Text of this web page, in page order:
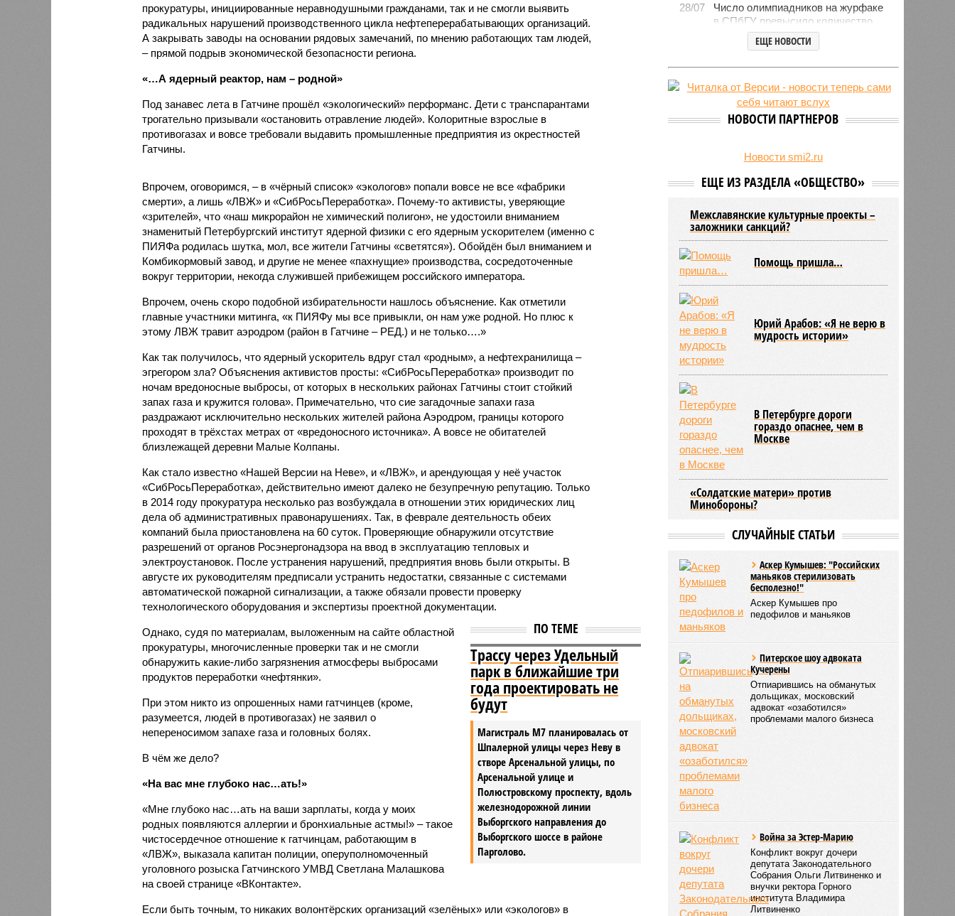
прокуратуры, инициированные неравнодушными гражданами, так и не смогли выявить
радикальных нарушений производственного цикла нефтеперерабатывающих организаций.
А закрывать заводы на основании рядовых замечаний, по мнению работающих там людей,
– прямой подрыв экономической безопасности региона.
«…А ядерный реактор, нам – родной»
Под занавес лета в Гатчине прошёл «экологический» перформанс. Дети с транспарантами
трогательно призывали «остановить отравление людей». Колоритные взрослые в
противогазах и вовсе требовали выдавить промышленные предприятия из окрестностей
Гатчины.
Впрочем, оговоримся, – в «чёрный список» «экологов» попали вовсе не все «фабрики
смерти», а лишь «ЛВЖ» и «СибРосьПереработка». Почему-то активисты, уверяющие
«зрителей», что «наш микрорайон не химический полигон», не удостоили вниманием
знаменитый Петербургский институт ядерной физики с его ядерным ускорителем (именно с
ПИЯФа родилась шутка, мол, все жители Гатчины «светятся»). Обойдён был вниманием и
Комбикормовый завод, и другие не менее «пахнущие» производства, сосредоточенные
вокруг территории, некогда служившей прибежищем российского императора.
Впрочем, очень скоро подобной избирательности нашлось объяснение. Как отметили
главные участники митинга, «к ПИЯФу мы все привыкли, он нам уже родной. Но плюс к
этому ЛВЖ травит аэродром (район в Гатчине – РЕД.) и не только….»
Как так получилось, что ядерный ускоритель вдруг стал «родным», а нефтехранилища –
эгрегором зла? Объяснения активистов просты: «СибРосьПереработка» производит по
ночам вредоносные выбросы, от которых в нескольких районах Гатчины стоит стойкий
запах газа и кружится голова». Примечательно, что сие загадочные запахи газа
раздражают исключительно нескольких жителей района Аэродром, границы которого
проходят в трёхстах метрах от «вредоносного источника». А вовсе не обитателей
близлежащей деревни Малые Колпаны.
Как стало известно «Нашей Версии на Неве», и «ЛВЖ», и арендующая у неё участок
«СибРосьПереработка», действительно имеют далеко не безупречную репутацию. Только
в 2014 году прокуратура несколько раз возбуждала в отношении этих юридических лиц
дела об административных правонарушениях. Так, в феврале деятельность обеих
компаний была приостановлена на 60 суток. Проверяющие обнаружили отсутствие
разрешений от органов Росэнергонадзора на ввод в эксплуатацию тепловых и
электроустановок. После устранения нарушений, предприятия вновь были открыты. В
августе их руководителям предписали устранить недостатки, связанные с системами
автоматической пожарной сигнализации, а также обязали провести проверку
технологического оборудования и экспертизы проектной документации.
ПО ТЕМЕ
Трассу через Удельный
парк в ближайшие три
года проектировать не
будут
Магистраль М7 планировалась от
Шпалерной улицы через Неву в
створе Арсенальной улицы, по
Арсенальной улице и
Полюстровскому проспекту, вдоль
железнодорожной линии
Выборгского направления до
Выборгского шоссе в районе
Парголово.
Однако, судя по материалам, выложенным на сайте областной
прокуратуры, многочисленные проверки так и не смогли
обнаружить какие-либо загрязнения атмосферы выбросами
продуктов переработки «нефтянки».
При этом никто из опрошенных нами гатчинцев (кроме,
разумеется, людей в противогазах) не заявил о
непереносимом запахе газа и головных болях.
В чём же дело?
«На вас мне глубоко нас…ать!»
«Мне глубоко нас…ать на ваши зарплаты, когда у моих
родных появляются аллергии и бронхиальные астмы!» – такое
чистосердечное отношение к гатчинцам, работающим в
«ЛВЖ», выказала капитан полиции, оперуполномоченный
уголовного розыска Гатчинского УМВД Светлана Малашкова
на своей странице «ВКонтакте».
Если быть точным, то никаких волонтёрских организаций «зелёных» или «экологов» в
28/07
Число олимпиадников на журфаке
в СПбГУ превысило количество
бюджетных мест
Рейды против подростков-
неформалов проведут в городе на
Оплатить проезд в наземном
транспорте Петербурга можно
будет по геолокации
отключения горячей воды в
ЕЩЕ НОВОСТИ
НОВОСТИ ПАРТНЕРОВ
Новости smi2.ru
ЕЩЕ ИЗ РАЗДЕЛА «ОБЩЕСТВО»
Межславянские культурные проекты –
заложники санкций?
Помощь пришла…
Юрий Арабов: «Я не верю в
мудрость истории»
В Петербурге дороги
гораздо опаснее, чем в
Москве
«Солдатские матери» против
Минобороны?
СЛУЧАЙНЫЕ СТАТЬИ
Аскер Кумышев: "Российских
маньяков стерилизовать
бесполезно!"
Аскер Кумышев про
педофилов и маньяков
Питерское шоу адвоката
Кучерены
Отпиарившись на обманутых
дольщиках, московский
адвокат «озаботился»
проблемами малого бизнеса
Война за Эстер-Марию
Конфликт вокруг дочери
депутата Законодательного
Собрания Ольги Литвиненко и
внучки ректора Горного
института Владимира
Литвиненко